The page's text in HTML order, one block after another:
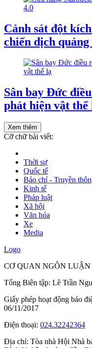
Cảnh sát đột
chiến dịch
Sân bay Đức
phát hiện vật thể
Xem thêm
Cỡ chữ bài viết:
Thời sự
Quốc tế
Báo chí - Truyền
Kinh tế
Pháp luật
Xã hội
Văn hóa
Xe
Media
Logo
CƠ QUAN NGÔN
Tổng Biên tập: Lê Trần
Giấy phép hoạt động báo
06/11/2017
Điện thoại: 024.32242364
Địa chỉ: Tòa nhà Hội Nhà